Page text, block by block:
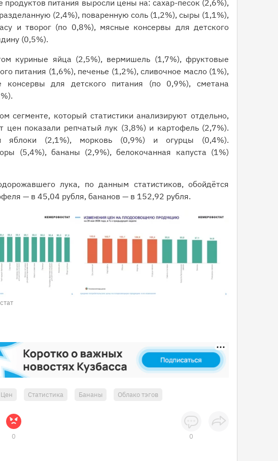
продуктов питания выросли цены на: сахар-песок (2,6%),
(2,4%), поваренную соль (1,2%), сыры (1,1%),
и творог (по 0,8%), мясные консервы для детского
(0,5%).
куриные яйца (2,5%), вермишель (1,7%), фруктовые
питания (1,6%), печенье (1,2%), сливочное масло (1%),
для детского питания (по 0,9%), сметана
сегменте, который статистики анализируют отдельно,
цен показали репчатый лук (3,8%) и картофель (2,7%).
яблоки (2,1%), морковь (0,9%) и огурцы (0,4%).
(5,4%), бананы (2,9%), белокочанная капуста (1%)
лука, по данным статистиков, обойдётся
— в 45,04 рубля, бананов — в 152,92 рубля.
Статистика Бананы Облако тэгов
0 0